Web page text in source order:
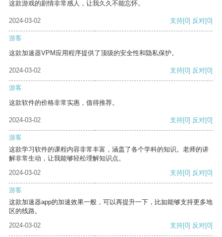
这款游戏的剧情非常感人，让我久久不能忘怀。
2024-03-02 支持[0] 反对[0]
游客
这款加速器VPM应用程序提供了顶级的安全性和隐私保护。
2024-03-02 支持[0] 反对[0]
游客
这款软件的价格非常实惠，值得推荐。
2024-03-02 支持[0] 反对[0]
游客
这款学习软件的课程内容非常丰富，涵盖了各个学科的知识。老师的讲
解非常生动，让我能够轻松理解知识点。
2024-03-02
支持[0] 反对[0]
游客
这款加速器app的加速效果一般，可以再提升一下，比如能够支持更多地
区的线路。
2024-03-02
支持[0] 反对[0]